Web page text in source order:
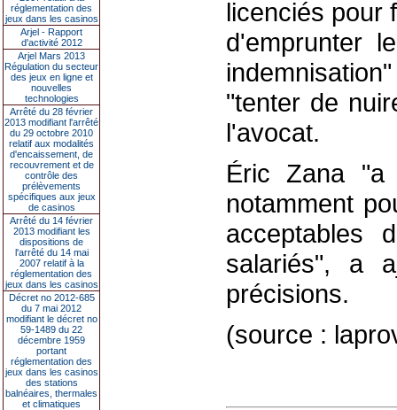
réglementation des
jeux dans les casinos
Arjel - Rapport
d'activité 2012
Arjel Mars 2013
Régulation du secteur
des jeux en ligne et
nouvelles
technologies
Arrêté du 28 février
2013 modifiant l'arrêté
du 29 octobre 2010
relatif aux modalités
d'encaissement, de
recouvrement et de
contrôle des
prélèvements
spécifiques aux jeux
de casinos
Arrêté du 14 février
2013 modifiant les
dispositions de
l'arrêté du 14 mai
2007 relatif à la
réglementation des
jeux dans les casinos
Décret no 2012-685
du 7 mai 2012
modifiant le décret no
59-1489 du 22
décembre 1959
portant
réglementation des
jeux dans les casinos
des stations
balnéaires, thermales
et climatiques
licenciés pour
d'emprunter
"tenter de
l'avocat.
Éric Zana
notamment
salariés", a
précisions.
(source :